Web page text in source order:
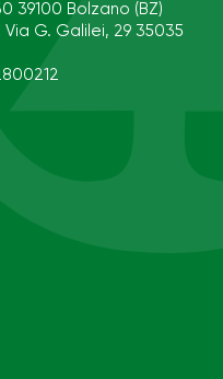
39100 Bolzano (BZ)
G. Galilei, 29 35035